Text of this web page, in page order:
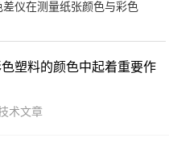
差仪在测量纸张颜色与彩色
塑料的颜色中起着重要作
术文章